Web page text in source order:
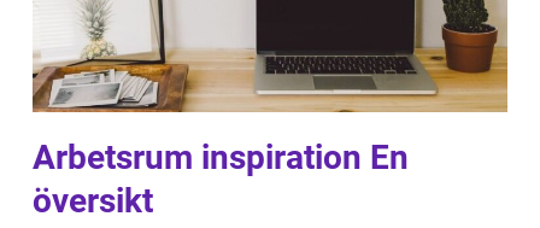
Arbetsrum inspiration En
översikt